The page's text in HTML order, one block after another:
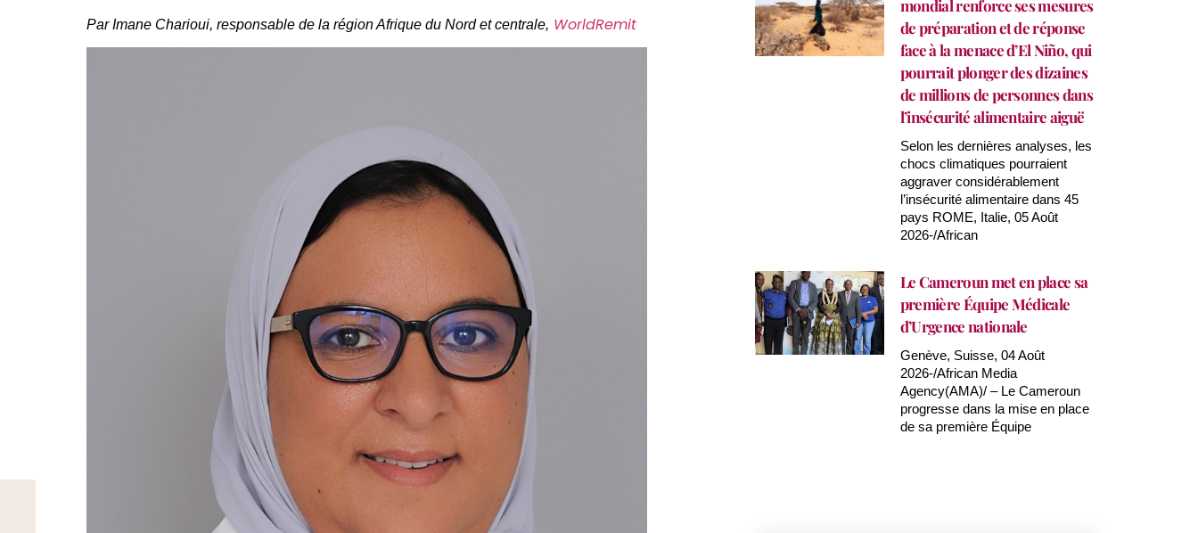
Par Imane Charioui, responsable de la région Afrique du Nord et centrale, WorldRemit
mondial renforce ses mesures
de préparation et de réponse
face à la menace d’El Niño, qui
pourrait plonger des dizaines
de millions de personnes dans
l’insécurité alimentaire aiguë
Selon les dernières analyses, les
chocs climatiques pourraient
aggraver considérablement
l’insécurité alimentaire dans 45
pays ROME, Italie, 05 Août
2026-/African
Le Cameroun met en place sa
première Équipe Médicale
d’Urgence nationale
Genève, Suisse, 04 Août
2026-/African Media
Agency(AMA)/ – Le Cameroun
progresse dans la mise en place
de sa première Équipe